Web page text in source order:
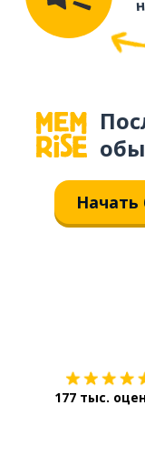
Начать
177 тыс.